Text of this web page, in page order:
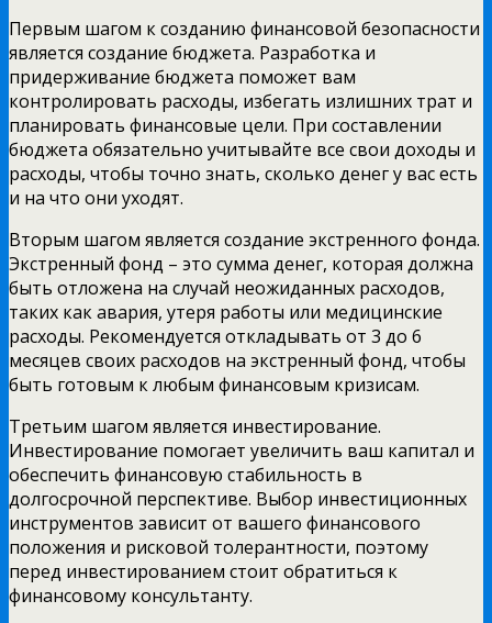
Первым шагом к созданию финансовой безопасности
является создание бюджета. Разработка и
придерживание бюджета поможет вам
контролировать расходы, избегать излишних трат и
планировать финансовые цели. При составлении
бюджета обязательно учитывайте все свои доходы и
расходы, чтобы точно знать, сколько денег у вас есть
и на что они уходят.
Вторым шагом является создание экстренного фонда.
Экстренный фонд – это сумма денег, которая должна
быть отложена на случай неожиданных расходов,
таких как авария, утеря работы или медицинские
расходы. Рекомендуется откладывать от 3 до 6
месяцев своих расходов на экстренный фонд, чтобы
быть готовым к любым финансовым кризисам.
Третьим шагом является инвестирование.
Инвестирование помогает увеличить ваш капитал и
обеспечить финансовую стабильность в
долгосрочной перспективе. Выбор инвестиционных
инструментов зависит от вашего финансового
положения и рисковой толерантности, поэтому
перед инвестированием стоит обратиться к
финансовому консультанту.